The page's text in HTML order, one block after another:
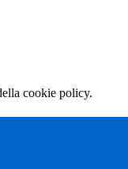
cookie policy.